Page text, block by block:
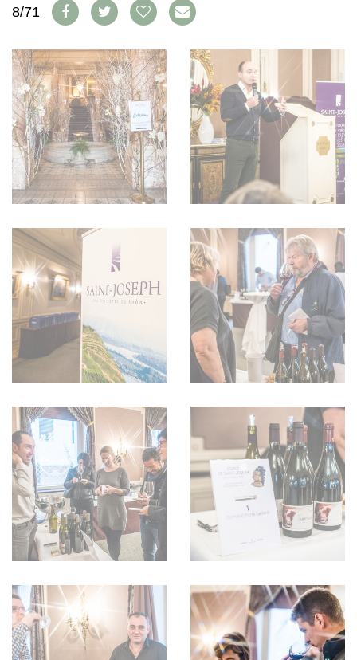
ABO
ARCHIV
VORTEILSWELT
BÜCHER
WEINSZENE
PORTRAITS
VINOPHILES
ARCHIV
ANMELDEN
AWARDS
GEWINNSPIELE
VORTEILSWELT
TRINKREIFETABELLE
ABO
WEINSUCHE
NEWSLETTER
REDAKTION
JOBS
WERBUNG
PRESSE
IMPRESSUM
AGB & DATENSCHUTZ
8/71